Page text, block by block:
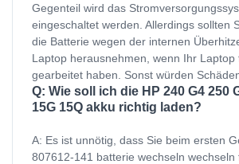
Gegenteil wird das
eingeschaltet werden. Allerdings sollten
die Batterie wegen der internen
Laptop herausnehmen, wenn Ihr Laptop
gearbeitet haben. Sonst würden
Q: Wie soll ich die HP 240 G4 250
15G 15Q akku richtig laden?
A: Es ist unnötig, dass Sie beim ersten
807612-141 batterie wechseln wechseln